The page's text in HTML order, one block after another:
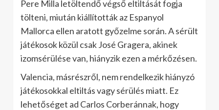
Pere Milla letöltendő végső eltiltását fogja
tölteni, miután kiállították az Espanyol
Mallorca ellen aratott győzelme során. A sérült
játékosok közül csak José Gragera, akinek
izomsérülése van, hiányzik ezen a mérkőzésen.
Valencia, másrészről, nem rendelkezik hiányzó
játékosokkal eltiltás vagy sérülés miatt. Ez
lehetőséget ad Carlos Corberánnak, hogy